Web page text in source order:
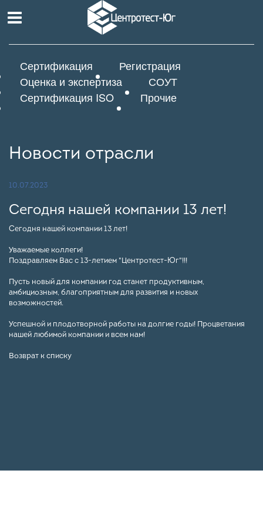
Сертификация
Регистрация
Оценка и экспертиза
СОУТ
Сертификация ISO
Прочие
Новости отрасли
10.07.2023
Сегодня нашей компании 13 лет!⠀
Сегодня нашей компании 13 лет!⠀
Уважаемые коллеги! ⠀
Поздравляем Вас с 13-летием "Центротест-Юг"!!! ⠀
Пусть новый для компании год станет продуктивным,
амбициозным, благоприятным для развития и новых
возможностей.⠀
Успешной и плодотворной работы на долгие годы! Процветания
нашей любимой компании и всем нам!
Возврат к списку